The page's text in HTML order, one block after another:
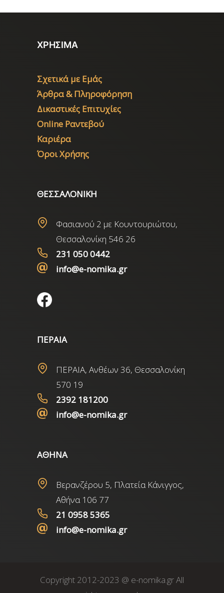
ΧΡΗΣΙΜΑ
Σχετικά με Εμάς
Άρθρα & Πληροφόρηση
Δικαστικές Επιτυχίες
Online Ραντεβού
Καριέρα
Όροι Χρήσης
ΘΕΣΣΑΛΟΝΙΚΗ
Φασιανού 2 με Κουντουριώτου,
Θεσσαλονίκη 546 26
231 050 0442
info@e-nomika.gr
ΠΕΡΑΙΑ
ΠΕΡΑΙΑ, Ανθέων 36, Θεσσαλονίκη
570 19
2392 181200
info@e-nomika.gr
ΑΘΗΝΑ
Βερανζέρου 5, Πλατεία Κάνιγγος,
Αθήνα 106 77
21 0958 5365
info@e-nomika.gr
Copyright 2012-2023 @ e-nomika.gr All